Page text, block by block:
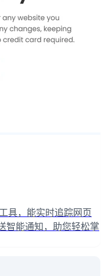
具，能实时追踪网页
智能通知，助您轻松掌